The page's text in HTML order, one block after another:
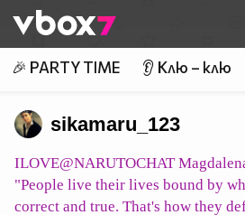
👾
🎉 PARTY TIME 👂 Клю – клю
sikamaru_123
ILOVE@NARUTOCHAT
"People live their lives bound by
correct and true. That's how they